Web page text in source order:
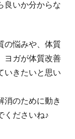
良いか分からな
の悩みや、体質
ヨガが体質改善
いきたいと思い
消のために動き
くださいね♪